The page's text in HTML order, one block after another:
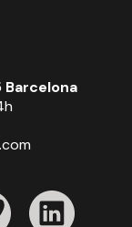
Barcelona